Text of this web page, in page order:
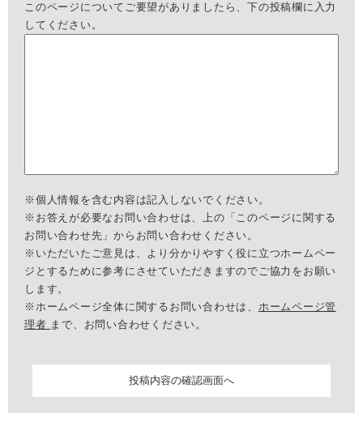
このページについてご要望がありましたら、下の投稿欄に入力
してください。
※個人情報を含む内容は記入しないでください。
※お答えが必要なお問い合わせは、上の「このページに関する
お問い合わせ先」からお問い合わせください。
※いただいたご意見は、より分かりやすく役に立つホームペー
ジとするために参考にさせていただきますのでご協力をお願い
します。
※ホームページ全体に関するお問い合わせは、 ホームページ管
理者 まで、お問い合わせください。